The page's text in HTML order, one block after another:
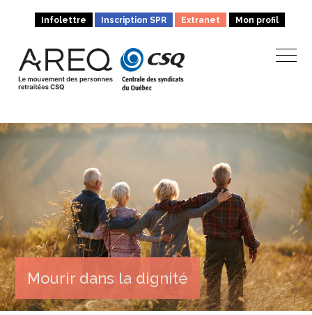
Infolettre Inscription SPR Extranet Mon profil
Mourir dans la dignité